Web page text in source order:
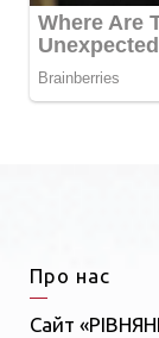
Про нас
Сайт